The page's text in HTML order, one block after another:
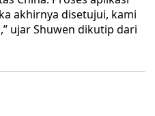
akhirnya disetujui, kami
ujar Shuwen dikutip dari